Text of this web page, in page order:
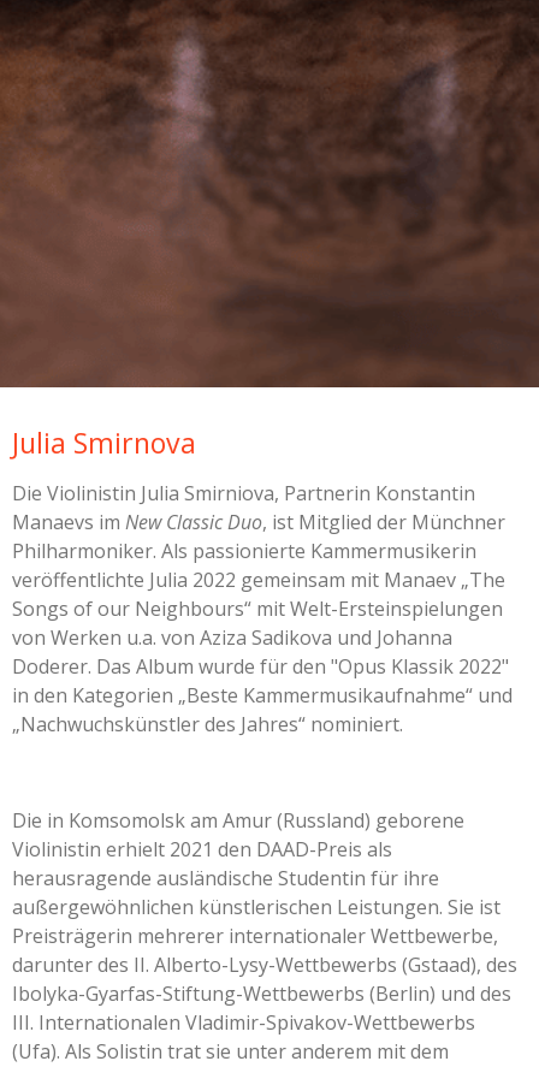
Julia Smirnova
Die Violinistin Julia Smirniova, Partnerin Konstantin
Manaevs im New Classic Duo, ist Mitglied der Münchner
Philharmoniker. Als passionierte Kammermusikerin
veröffentlichte Julia 2022 gemeinsam mit Manaev „The
Songs of our Neighbours“ mit Welt-Ersteinspielungen
von Werken u.a. von Aziza Sadikova und Johanna
Doderer. Das Album wurde für den "Opus Klassik 2022"
in den Kategorien „Beste Kammermusikaufnahme“ und
„Nachwuchskünstler des Jahres“ nominiert.
Die in Komsomolsk am Amur (Russland) geborene
Violinistin erhielt 2021 den DAAD-Preis als
herausragende ausländische Studentin für ihre
außergewöhnlichen künstlerischen Leistungen. Sie ist
Preisträgerin mehrerer internationaler Wettbewerbe,
darunter des II. Alberto-Lysy-Wettbewerbs (Gstaad), des
Ibolyka-Gyarfas-Stiftung-Wettbewerbs (Berlin) und des
III. Internationalen Vladimir-Spivakov-Wettbewerbs
(Ufa). Als Solistin trat sie unter anderem mit dem